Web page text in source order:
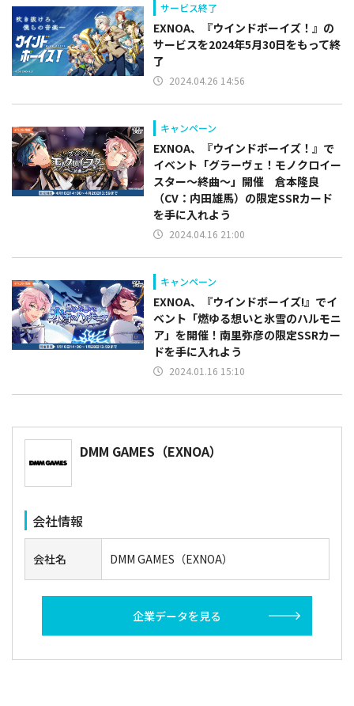
サービス終了
EXNOA、『ウインドボーイズ！』の
サービスを2024年5月30日をもって終
了
2024.04.26 14:56
キャンペーン
EXNOA、『ウインドボーイズ！』で
イベント「グラーヴェ！モノクロイー
スター～終曲～」開催 倉本隆良
（CV：内田雄馬）の限定SSRカード
を手に入れよう
2024.04.16 21:00
キャンペーン
EXNOA、『ウインドボーイズ!』でイ
ベント「燃ゆる想いと氷雪のハルモニ
ア」を開催！南里弥彦の限定SSRカー
ドを手に入れよう
2024.01.16 15:10
DMM GAMES（EXNOA）
会社情報
会社名 DMM GAMES（EXNOA）
企業データを見る